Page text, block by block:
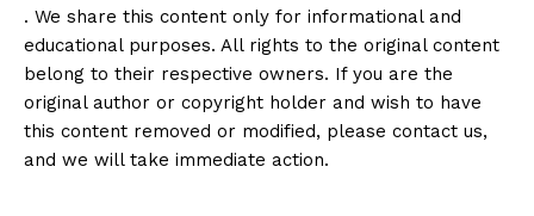
. We share this content only for informational and
educational purposes. All rights to the original content
belong to their respective owners. If you are the
original author or copyright holder and wish to have
this content removed or modified, please contact us,
and we will take immediate action.